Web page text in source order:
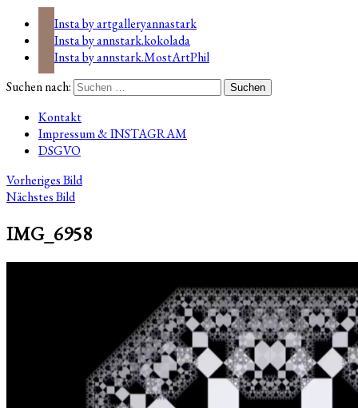
Insta by artgalleryannastark
Insta by annstark.kokolada
Insta by annstark.MostArtPhil
Suchen nach:
Kontakt
Impressum & INSTAGRAM
DSGVO
Vorheriges Bild
Nächstes Bild
IMG_6958